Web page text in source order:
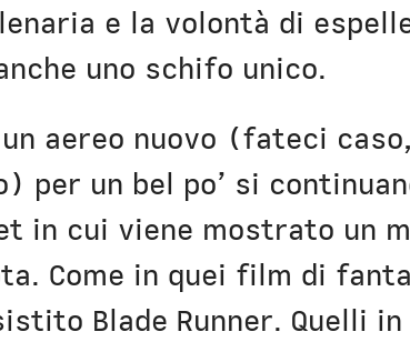
e la volontà di
uno schifo unico.
aereo nuovo (fateci
per un bel po’ si
in cui viene mostrato un
Come in quei film di
Blade Runner. Quelli